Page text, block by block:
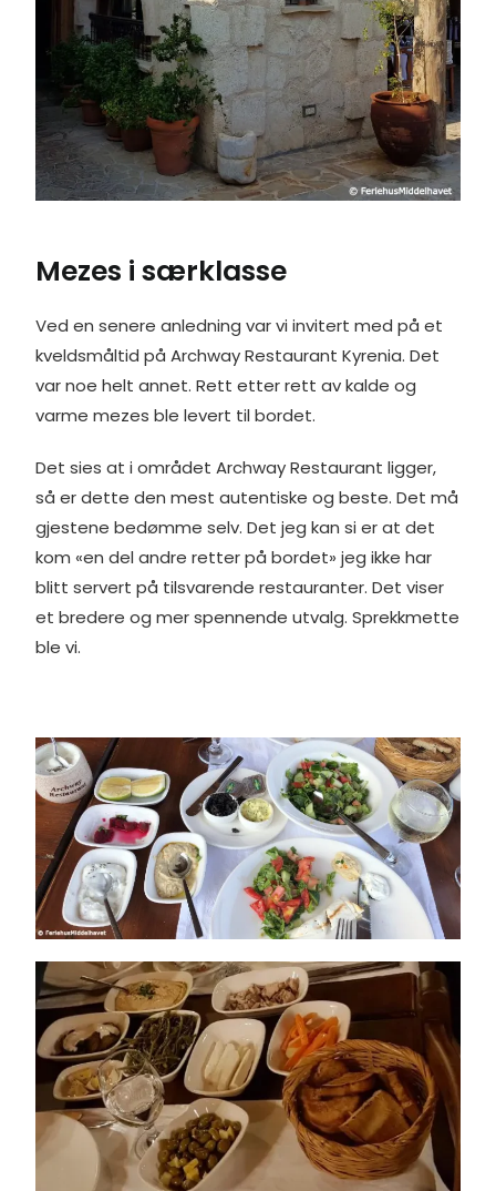
Mezes i særklasse
Ved en senere anledning var vi invitert med på et
kveldsmåltid på Archway Restaurant Kyrenia. Det
var noe helt annet. Rett etter rett av kalde og
varme mezes ble levert til bordet.
Det sies at i området Archway Restaurant ligger,
så er dette den mest autentiske og beste. Det må
gjestene bedømme selv. Det jeg kan si er at det
kom «en del andre retter på bordet» jeg ikke har
blitt servert på tilsvarende restauranter. Det viser
et bredere og mer spennende utvalg. Sprekkmette
ble vi.